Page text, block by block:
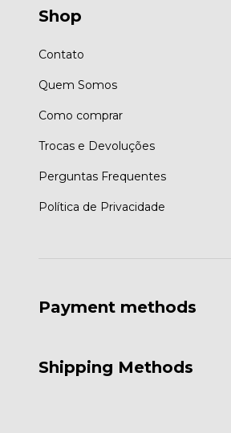
Shop
Contato
Quem Somos
Como comprar
Trocas e Devoluções
Perguntas Frequentes
Política de Privacidade
Payment methods
Shipping Methods